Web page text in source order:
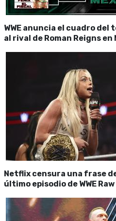
WWE anuncia el cuadro
al rival de Roman Reigns en
Netflix censura una frase
último episodio de WWE Raw